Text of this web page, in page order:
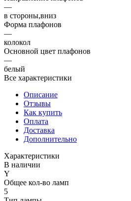
—
в стороны,вниз
Форма плафонов
—
колокол
Основной цвет плафонов
—
белый
Все характеристики
Описание
Отзывы
Как купить
Оплата
Доставка
Дополнительно
Характеристики
В наличии
Y
Общее кол-во ламп
5